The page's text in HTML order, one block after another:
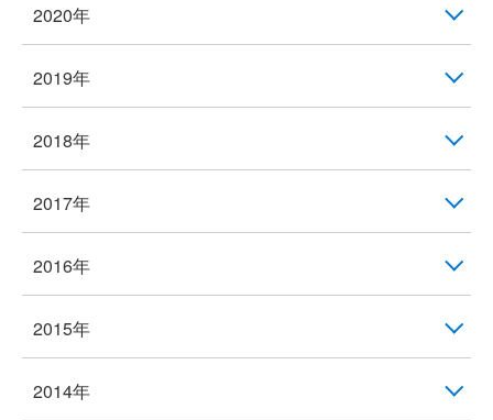
2020年
2019年
2018年
2017年
2016年
2015年
2014年